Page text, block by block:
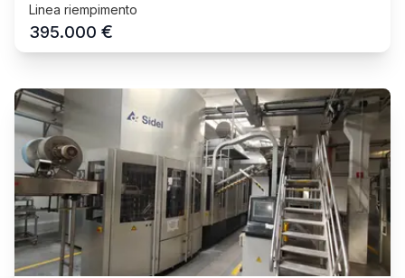
Linea riempimento
395.000 €